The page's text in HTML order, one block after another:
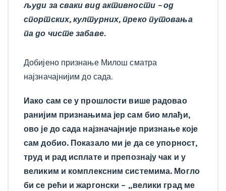
људи за сваки вид активности – од
спортских, културних, преко путовања
па до чисте забаве.
Добијено признање Милош сматра
најзначајнијим до сада.
Иако сам се у прошлости више радовао
ранијим признањима јер сам био млађи,
ово је до сада најзначајније признање које
сам добио. Показало ми је да се упорност,
труд и рад исплате и препознају чак и у
великим и комплексним системима. Могло
би се рећи и жаргонски – „велики град ме